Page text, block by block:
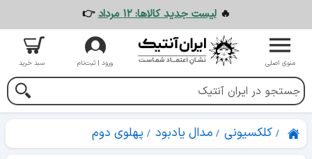
🔥لیست جدید کالاها: ۱۲ مرداد 👉
منوی اصلی ورود | ثبت‌نام سبد خرید
کلکسیونی مدال یادبود پهلوی دوم